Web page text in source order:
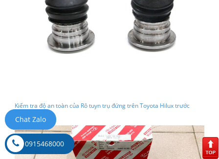
Kiểm tra độ an toàn của Rô tuyn trụ đứng trên Toyota Hilux trước
Chat Zalo
0915468000